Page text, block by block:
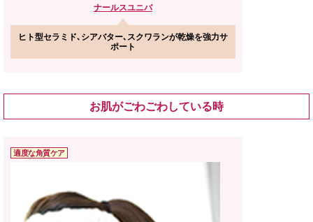
ナールスユニバ
ヒト型セラミド､シアバター､スクワランが乾燥を強力サ
ポート
お肌がごわごわしている時
適度な角質ケア